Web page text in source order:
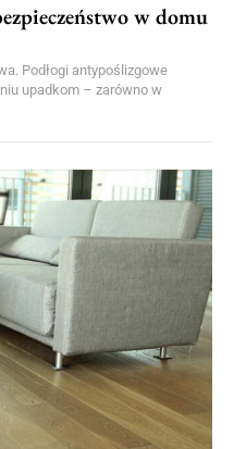
w domu
Podłogi antypoślizgowe
upadkom – zarówno w